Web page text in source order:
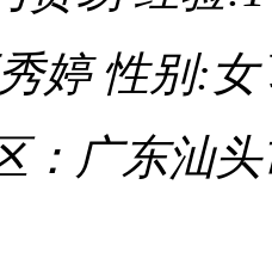
婷 性别:女
：广东汕